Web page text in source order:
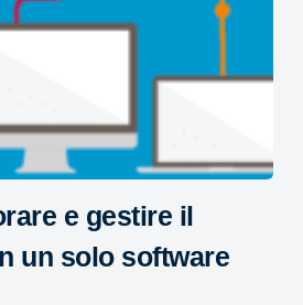
e gestire il
un solo software